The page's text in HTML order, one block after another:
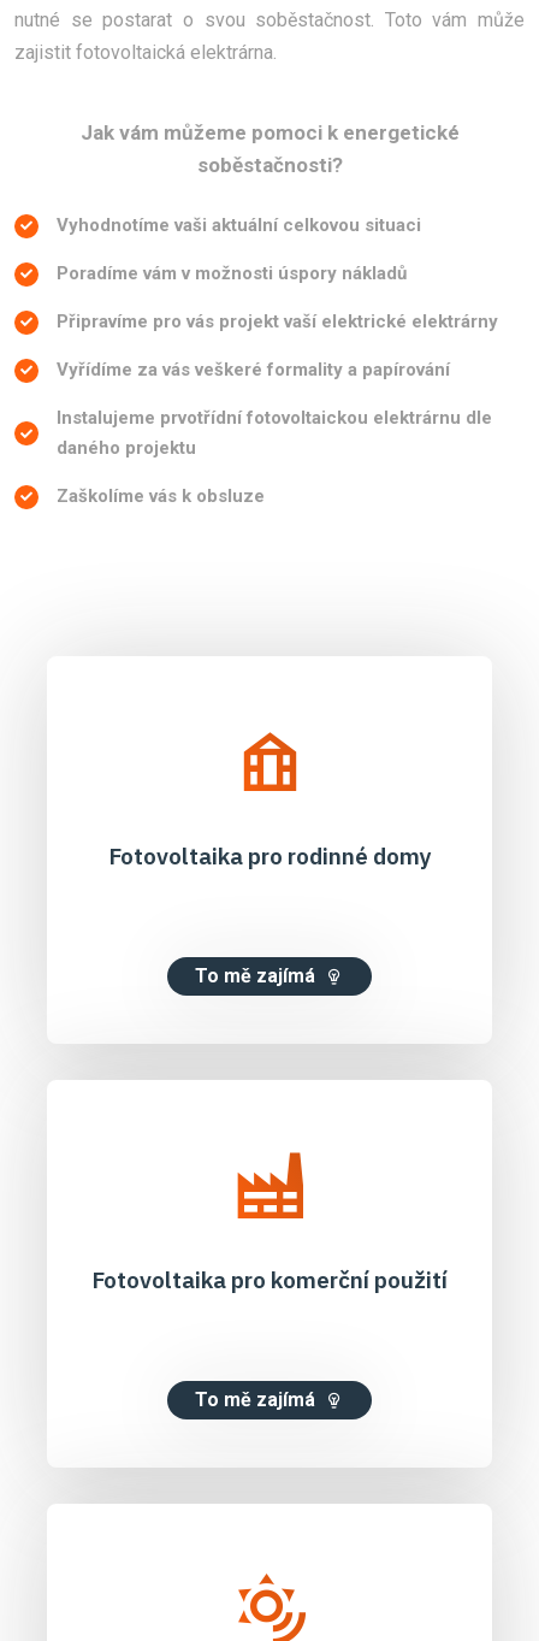
nutné se postarat o svou soběstačnost. Toto vám může
zajistit fotovoltaická elektrárna.
Jak vám můžeme pomoci k energetické
soběstačnosti?
Vyhodnotíme vaši aktuální celkovou situaci
Poradíme vám v možnosti úspory nákladů
Připravíme pro vás projekt vaší elektrické elektrárny
Vyřídíme za vás veškeré formality a papírování
Instalujeme prvotřídní fotovoltaickou elektrárnu dle
daného projektu
Zaškolíme vás k obsluze
Fotovoltaika pro rodinné domy
To mě zajímá
Fotovoltaika pro komerční použití
To mě zajímá